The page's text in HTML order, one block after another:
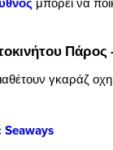
γκαράζ